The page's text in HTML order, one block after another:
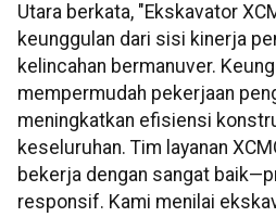
Utara berkata, "Ekskavator
keunggulan dari sisi kinerja
kelincahan bermanuver.
mempermudah pekerjaan
meningkatkan efisiensi
keseluruhan. Tim layanan
bekerja dengan sangat
responsif. Kami menilai